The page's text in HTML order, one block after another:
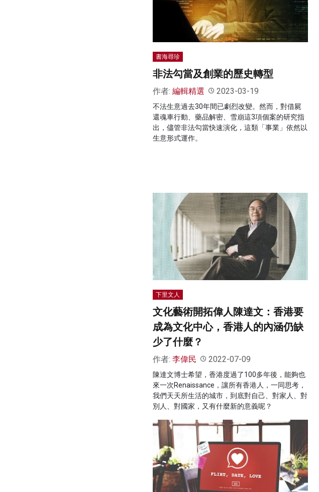
書海尋珍
非法勾當及創業的歷史轉型
作者: 編輯精選 2023-03-19
不法生意過去30年間已劇烈改變。然而，對借屍
還魂車行動、藥品解密、雪崩這3項個案的研究指
出，儘管非法勾當快速演化，這類「事業」依然以
生意形式運作。
下里文人
文化藝術開拓偉人陳達文：香港要
成為文化中心，香港人的內涵仍缺
少了什麼？
作者: 李偉民 2022-07-09
陳達文博士希望，香港度過了100多年後，能夠也
來一次Renaissance，讓所有香港人，一同思考，
我們天天所生活的城市，到底對自己、對家人、對
別人、對國家，又有什麼新的意義呢？